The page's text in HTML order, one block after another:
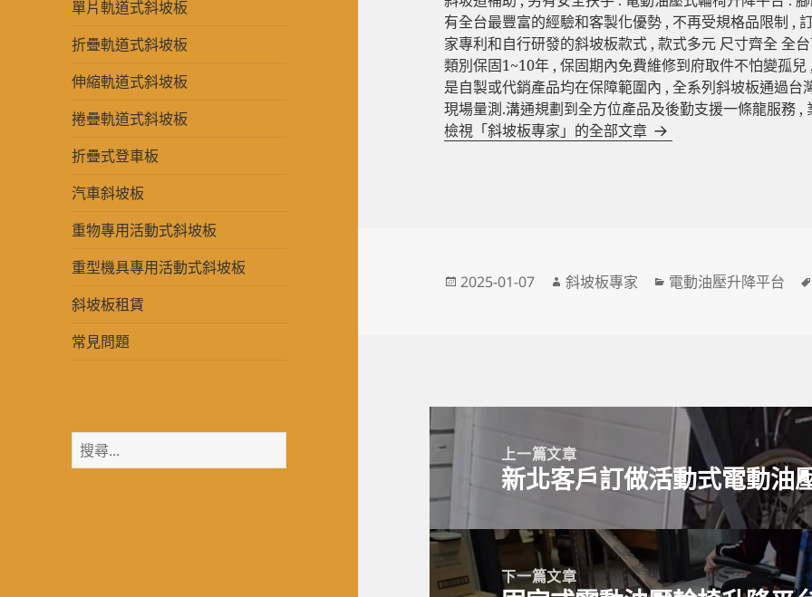
單片軌道式斜坡板
折疊軌道式斜坡板
伸縮軌道式斜坡板
捲疊軌道式斜坡板
折疊式登車板
汽車斜坡板
重物專用活動式斜坡板
重型機具專用活動式斜坡板
斜坡板租賃
常見問題
搜
尋
有全台最豐富的經驗和客製化優勢 , 不再受規格品限制 ,
家專利和自行研發的斜坡板款式 , 款式多元 尺寸齊全 全
類別保固1~10年 , 保固期內免費維修到府取件不怕變孤
是自製或代銷產品均在保障範圍內 , 全系列斜坡板通過台
現場量測.溝通規劃到全方位產品及後勤支援一條龍服務 ,
檢視「斜坡板專家」的全部文章
發
2025-01-07
作
斜坡板專家
分
電動油壓升降平台
文
章
導
覽
上一篇文章
上
篇
章:
新北客戶訂做活動式電動油
下一篇文章